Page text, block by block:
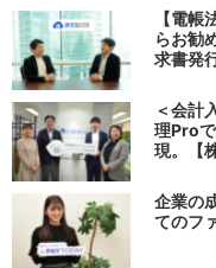
【電
らお勧
求書発
＜会計
理Pro
現。【
企業の
てのフ